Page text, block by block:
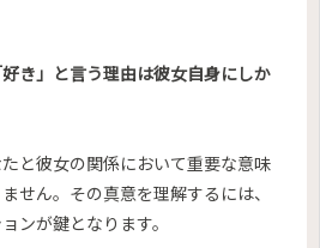
き」と言う理由は彼女自身にしか
と彼女の関係において重要な意味
せん。その真意を理解するには、
ンが鍵となります。